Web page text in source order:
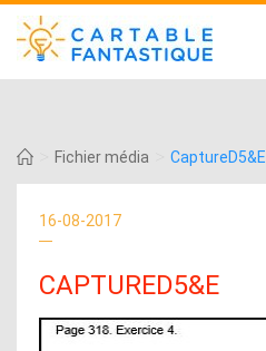
Fichier média CaptureD5&E
16-08-2017
CAPTURED5&E